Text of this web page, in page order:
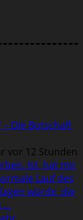
Die Botschaft
vor 12 Stunden
Ist, hat mir
Lauf des
würde, die